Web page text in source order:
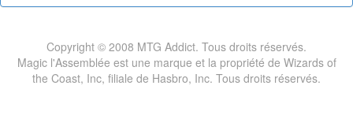
Copyright © 2008 MTG Addict. Tous droits réservés.
Magic l'Assemblée est une marque et la propriété de Wizards of
the Coast, Inc, filiale de Hasbro, Inc. Tous droits réservés.